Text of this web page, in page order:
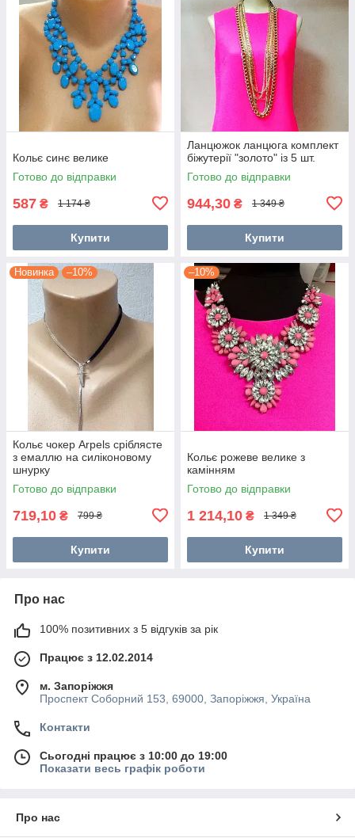
Кольє синє велике
Готово до відправки
587 ₴ 1 174 ₴
Купити
Ланцюжок ланцюга комплект
біжутерії "золото" із 5 шт.
Готово до відправки
944,30 ₴ 1 349 ₴
Купити
Новинка –10%
Кольє чокер Arpels сріблясте
з емаллю на силіконовому
шнурку
Готово до відправки
719,10 ₴ 799 ₴
Купити
–10%
Кольє рожеве велике з
камінням
Готово до відправки
1 214,10 ₴ 1 349 ₴
Купити
Про нас
100% позитивних з 5 відгуків за рік
Працює з 12.02.2014
м. Запоріжжя
Проспект Соборний 153, 69000, Запоріжжя, Україна
Контакти
Сьогодні працює з 10:00 до 19:00
Показати весь графік роботи
Про нас